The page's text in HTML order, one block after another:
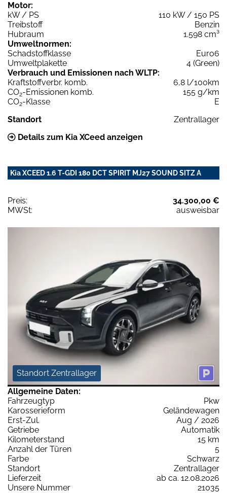
Motor:
kW / PS
110 kW / 150 PS
Treibstoff
Benzin
Hubraum
1.598 cm³
Umweltnormen:
Schadstoffklasse
Euro6
Umweltplakette
4 (Green)
Verbrauch und Emissionen nach WLTP:
Kraftstoffverbr. komb.
6,8 l/100km
CO2-Emissionen komb.
155 g/km
CO2-Klasse
E
Standort
Zentrallager
Details zum Kia XCeed anzeigen
Kia XCEED 1.6 T-GDI 180 DCT SPIRIT MJ27 SOUND SITZ A
Preis:
34.300,00 €
MWSt:
ausweisbar
Standort Zentrallager
Allgemeine Daten:
Fahrzeugtyp
Pkw
Karosserieform
Geländewagen
Erst-Zul.
Aug / 2026
Getriebe
Automatik
Kilometerstand
15 km
Anzahl der Türen
5
Farbe
Schwarz
Standort
Zentrallager
Lieferzeit
ab ca. 12.08.2026
Unsere Nummer
21035